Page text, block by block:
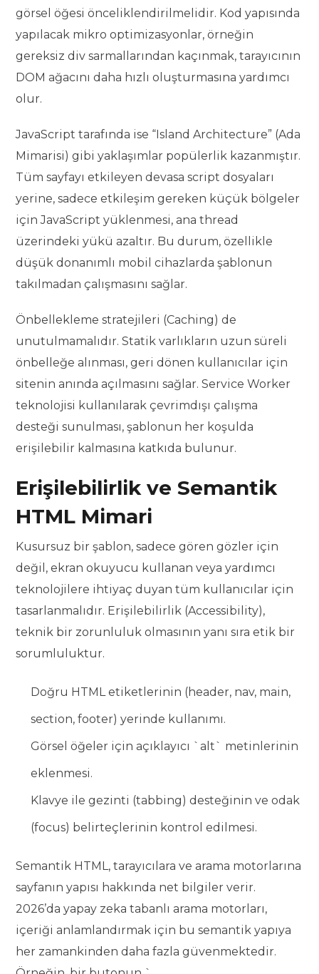
görsel öğesi önceliklendirilmelidir. Kod yapısında
yapılacak mikro optimizasyonlar, örneğin
gereksiz div sarmallarından kaçınmak, tarayıcının
DOM ağacını daha hızlı oluşturmasına yardımcı
olur.
JavaScript tarafında ise “Island Architecture” (Ada
Mimarisi) gibi yaklaşımlar popülerlik kazanmıştır.
Tüm sayfayı etkileyen devasa script dosyaları
yerine, sadece etkileşim gereken küçük bölgeler
için JavaScript yüklenmesi, ana thread
üzerindeki yükü azaltır. Bu durum, özellikle
düşük donanımlı mobil cihazlarda şablonun
takılmadan çalışmasını sağlar.
Önbellekleme stratejileri (Caching) de
unutulmamalıdır. Statik varlıkların uzun süreli
önbelleğe alınması, geri dönen kullanıcılar için
sitenin anında açılmasını sağlar. Service Worker
teknolojisi kullanılarak çevrimdışı çalışma
desteği sunulması, şablonun her koşulda
erişilebilir kalmasına katkıda bulunur.
Erişilebilirlik ve Semantik
HTML Mimari
Kusursuz bir şablon, sadece gören gözler için
değil, ekran okuyucu kullanan veya yardımcı
teknolojilere ihtiyaç duyan tüm kullanıcılar için
tasarlanmalıdır. Erişilebilirlik (Accessibility),
teknik bir zorunluluk olmasının yanı sıra etik bir
sorumluluktur.
Doğru HTML etiketlerinin (header, nav, main,
section, footer) yerinde kullanımı.
Görsel öğeler için açıklayıcı `alt` metinlerinin
eklenmesi.
Klavye ile gezinti (tabbing) desteğinin ve odak
(focus) belirteçlerinin kontrol edilmesi.
Semantik HTML, tarayıcılara ve arama motorlarına
sayfanın yapısı hakkında net bilgiler verir.
2026’da yapay zeka tabanlı arama motorları,
içeriği anlamlandırmak için bu semantik yapıya
her zamankinden daha fazla güvenmektedir.